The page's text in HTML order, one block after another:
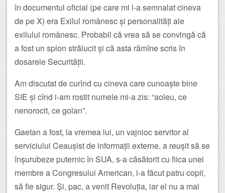
în documentul oficial (pe care mi l-a semnalat cineva
de pe X) era Exilul românesc și personalități ale
exilului românesc. Probabil că vrea să se convingă că
a fost un spion strălucit și că asta rămîne scris în
dosarele Securității.
Am discutat de curînd cu cineva care cunoaște bine
SIE și cînd i-am rostit numele mi-a zis: “aoleu, ce
nenorocit, ce golan”.
Gaetan a fost, la vremea lui, un vajnioc servitor al
serviciului Ceaușist de informații externe, a reușit să se
înșurubeze puternic în SUA, s-a căsătorit cu fiica unei
membre a Congresului American, i-a făcut patru copii,
să fie sigur. Și, pac, a venit Revoluția, iar el nu a mai